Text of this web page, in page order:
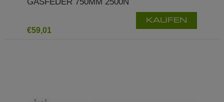
€59,01
KAUFEN